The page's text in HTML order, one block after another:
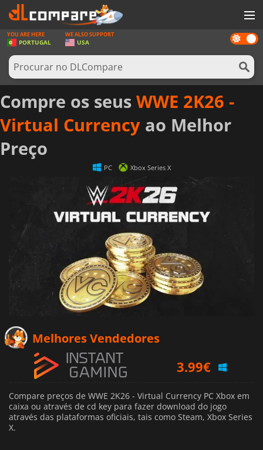
JOGOS
GAME CARDS
SOFTWARE
REWARDS
HARDWARE
NOTÍCIAS
Dark
mode
YOU ARE HERE
PORTUGAL
WE ALSO SUPPORT
USA
Compre os seus WWE 2K26 -
Virtual Currency ao Melhor
Preço
PC Xbox Series X
Melhores Vendedores
4.20€
Compare preços de WWE 2K26 - Virtual Currency PC Xbox em
caixa ou através de cd key para fazer download do jogo
através das plataformas oficiais, tais como Steam, Xbox Series
X.